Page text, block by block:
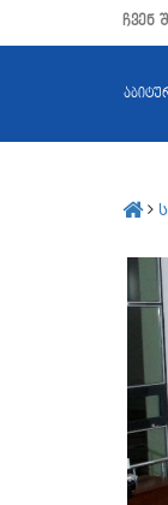
ჩვენ